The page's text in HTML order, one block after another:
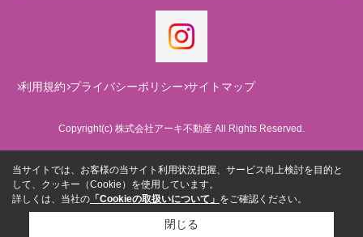
利用規約 プライバシーポリシー サイトマップ
Copyright(c) 株式会社アーキ不動産 All Rights Reserved.
当サイトでは、お客様の当サイト利用状況把握、サービス向上検討を目的と
して、クッキー（Cookie）を使用しています。
詳しくは、当社の 「Cookieの取扱いについて」 をご確認ください。
閉じる